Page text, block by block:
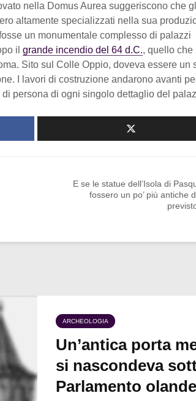
nella Domus Aurea suggeriscono che
altamente specializzati nella sua
un monumentale complesso di palazzi
il grande incendio del 64 d.C., quello che
Sito sul Colle Oppio, doveva essere un
I lavori di costruzione andarono avanti
persona di ogni singolo dettaglio del
E se le statue dell’Isola di
fossero un po’ più antiche
ARCHEOLOGIA
Un’antica porta
si nascondeva
Parlamento